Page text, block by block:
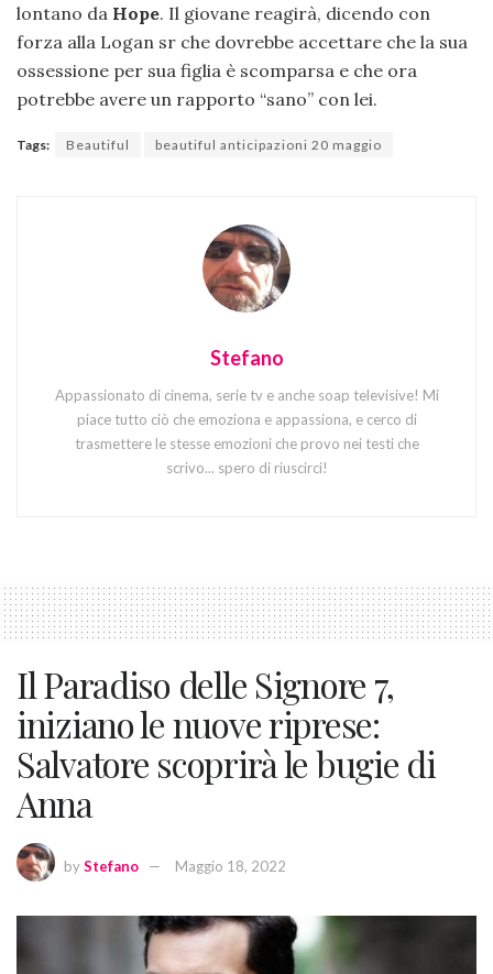
lontano da Hope. Il giovane reagirà, dicendo con
forza alla Logan sr che dovrebbe accettare che la sua
ossessione per sua figlia è scomparsa e che ora
potrebbe avere un rapporto “sano” con lei.
Tags: Beautiful beautiful anticipazioni 20 maggio
Stefano
Appassionato di cinema, serie tv e anche soap televisive! Mi
piace tutto ciò che emoziona e appassiona, e cerco di
trasmettere le stesse emozioni che provo nei testi che
scrivo... spero di riuscirci!
Il Paradiso delle Signore 7,
iniziano le nuove riprese:
Salvatore scoprirà le bugie di
Anna
byStefano Maggio 18, 2022